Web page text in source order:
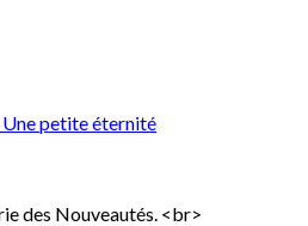
petite éternité
des Nouveautés. <br>